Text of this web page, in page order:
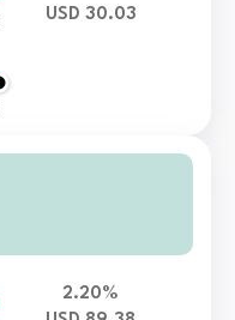
USD 30.03
2.20%